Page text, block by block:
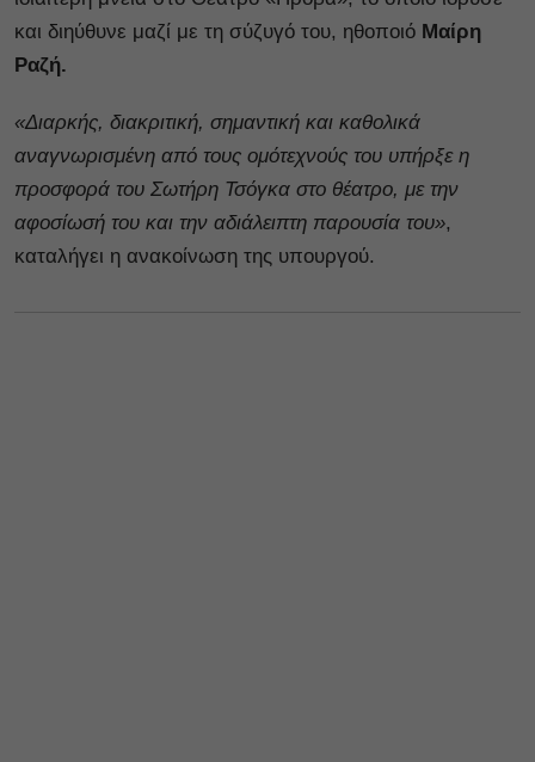
και διηύθυνε μαζί με τη σύζυγό του, ηθοποιό Μαίρη
Ραζή.
«Διαρκής, διακριτική, σημαντική και καθολικά
αναγνωρισμένη από τους ομότεχνούς του υπήρξε η
προσφορά του Σωτήρη Τσόγκα στο θέατρο, με την
αφοσίωσή του και την αδιάλειπτη παρουσία του»,
καταλήγει η ανακοίνωση της υπουργού.